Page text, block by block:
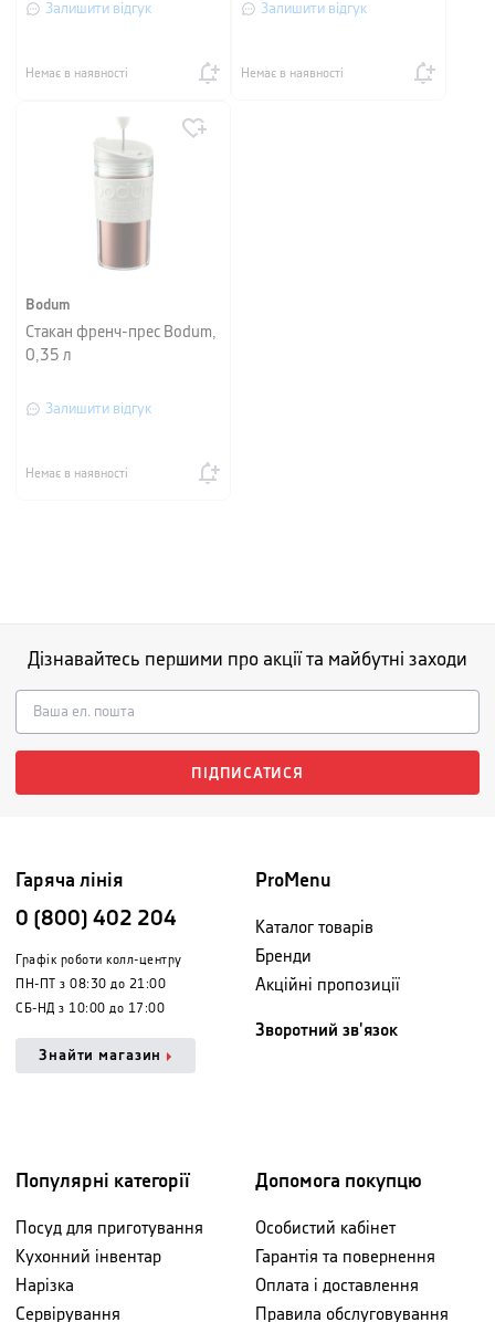
Залишити відгук
Немає в наявності
Залишити відгук
Немає в наявності
Bodum
Стакан френч-прес Bodum,
0,35 л
Залишити відгук
Немає в наявності
Дізнавайтесь першими про акції та майбутні заходи
ПІДПИСАТИСЯ
Гаряча лінія
0 (800) 402 204
Графік роботи колл-центру
ПН-ПТ з 08:30 до 21:00
СБ-НД з 10:00 до 17:00
Знайти магазин
ProMenu
Каталог товарів
Бренди
Акційні пропозиції
Зворотний зв'язок
Популярні категорії
Посуд для приготування
Кухонний інвентар
Нарізка
Сервірування
Допомога покупцю
Особистий кабінет
Гарантія та повернення
Оплата і доставлення
Правила обслуговування